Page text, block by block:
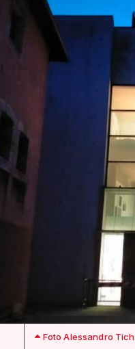
Foto Alessandro Tich